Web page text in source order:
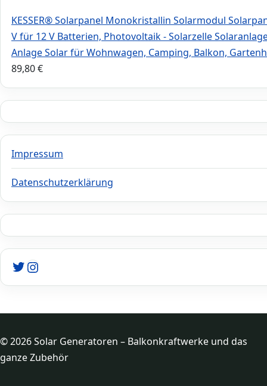
KESSER® Solarpanel Monokristallin Solarmodul
V für 12 V Batterien, Photovoltaik - Solarzelle
Anlage Solar für Wohnwagen, Camping, Balkon,
89,80€
Impressum
Datenschutzerklärung
Twitter
Instagram
© 2026 Solar Generatoren – Balkonkraftwerke und das
ganze Zubehör